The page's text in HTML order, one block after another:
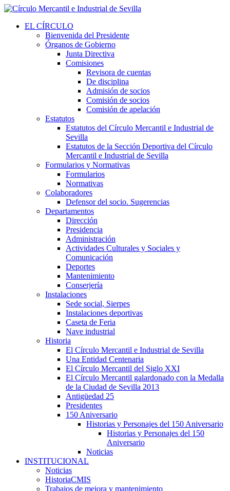
EL CÍRCULO
Bienvenida del Presidente
Órganos de Gobierno
Junta Directiva
Comisiones
Revisora de cuentas
De disciplina
Admisión de socios
Comisión de socios
Comisión de apelación
Estatutos
Estatutos del Círculo Mercantil e Industrial de
Sevilla
Estatutos de la Sección Deportiva del Círculo
Mercantil e Industrial de Sevilla
Formularios y Normativas
Formularios
Normativas
Colaboradores
Defensor del socio. Sugerencias
Departamentos
Dirección
Presidencia
Administración
Actividades Culturales y Sociales y
Comunicación
Deportes
Mantenimiento
Conserjería
Instalaciones
Sede social, Sierpes
Instalaciones deportivas
Caseta de Feria
Nave industrial
Historia
El Círculo Mercantil e Industrial de Sevilla
Una Entidad Centenaria
El Círculo Mercantil del Siglo XXI
El Círculo Mercantil galardonado con la Medalla
de la Ciudad de Sevilla 2013
Antigüedad 25
Presidentes
150 Aniversario
Historias y Personajes del 150 Aniversario
Historias y Personajes del 150
Aniversario
Noticias
INSTITUCIONAL
Noticias
HistoriaCMIS
Trabajos de mejora y mantenimiento